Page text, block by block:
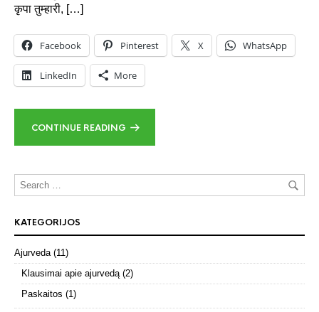
कृपा तुम्हारी, […]
Facebook Pinterest X WhatsApp
LinkedIn More
CONTINUE READING
KATEGORIJOS
Ajurveda(11)
Klausimai apie ajurvedą(2)
Paskaitos (1)